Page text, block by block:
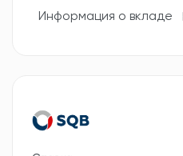
Информация о вкладе